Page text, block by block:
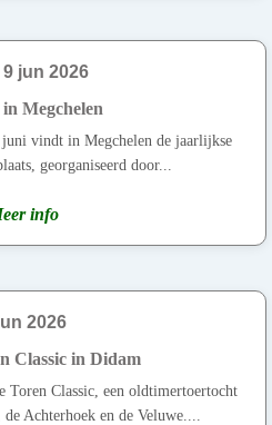
9 jun 2026
Megchelen
vindt in Megchelen de jaarlijkse
georganiseerd door...
info
2026
Classic in Didam
Toren Classic, een oldtimertoertocht
Achterhoek en de Veluwe....